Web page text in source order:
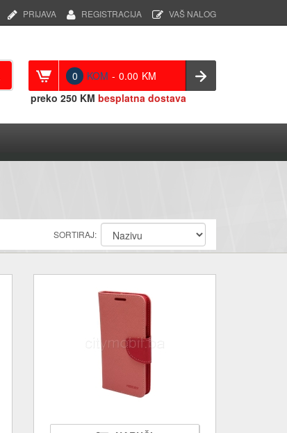
VAŠ NALOG
REGISTRACIJA
PRIJAVA
0 KOM - 0.00 KM
preko 250 KM besplatna dostava
SORTIRAJ: